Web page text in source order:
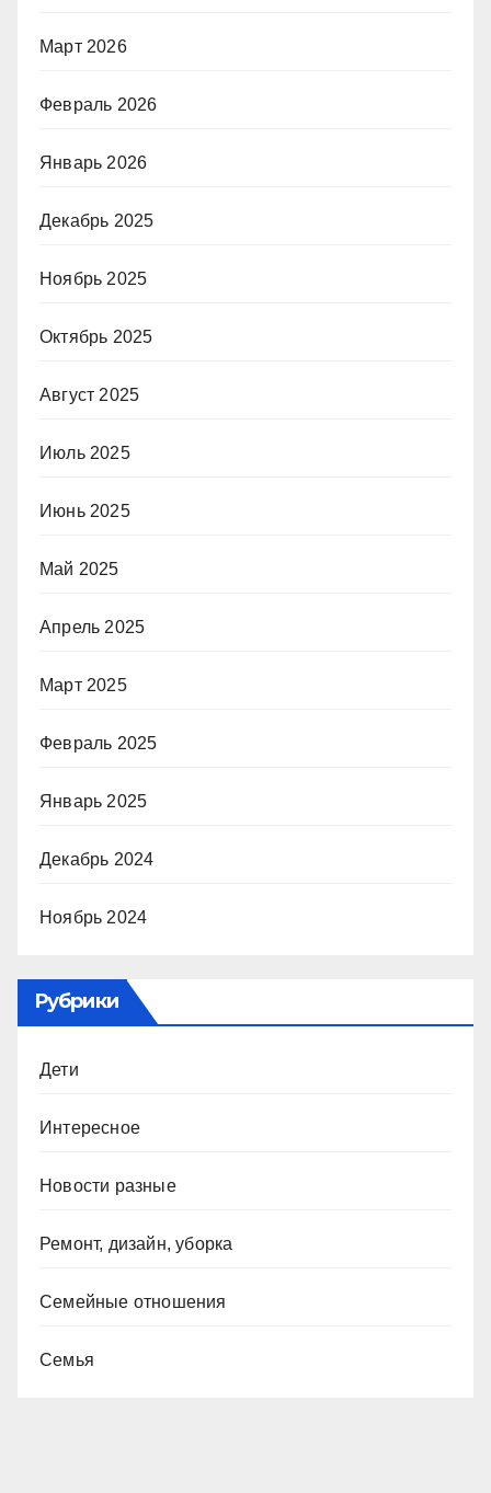
Март 2026
Февраль 2026
Январь 2026
Декабрь 2025
Ноябрь 2025
Октябрь 2025
Август 2025
Июль 2025
Июнь 2025
Май 2025
Апрель 2025
Март 2025
Февраль 2025
Январь 2025
Декабрь 2024
Ноябрь 2024
Рубрики
Дети
Интересное
Новости разные
Ремонт, дизайн, уборка
Семейные отношения
Семья